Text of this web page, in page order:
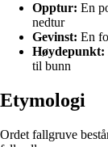
Opptur: En
nedtur
Gevinst: En
Høydepunkt:
til bunn
Etymologi
Ordet fallgruve